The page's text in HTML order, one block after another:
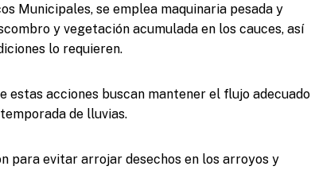
Municipales, se emplea maquinaria pesada y
y vegetación acumulada en los cauces, así
lo requieren.
estas acciones buscan mantener el flujo adecuado
de lluvias.
para evitar arrojar desechos en los arroyos y